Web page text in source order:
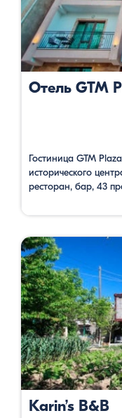
Отель GTM
Гостиница GTM
исторического
ресторан, бар, 43
и террасы
реку Мтквари.
организовать
Karin’s B&B